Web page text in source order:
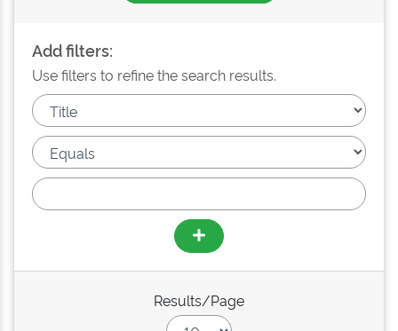
Add filters:
Use filters to refine the search results.
Results/Page